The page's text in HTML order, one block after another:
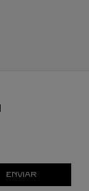
ENVIAR